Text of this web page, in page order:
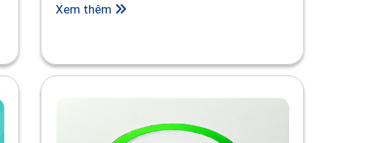
Xem thêm